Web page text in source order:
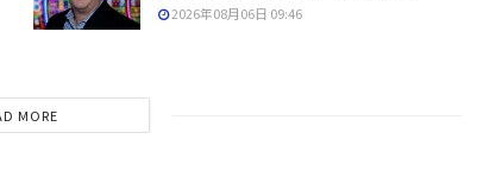
2026年08月06日 09:46
MORE